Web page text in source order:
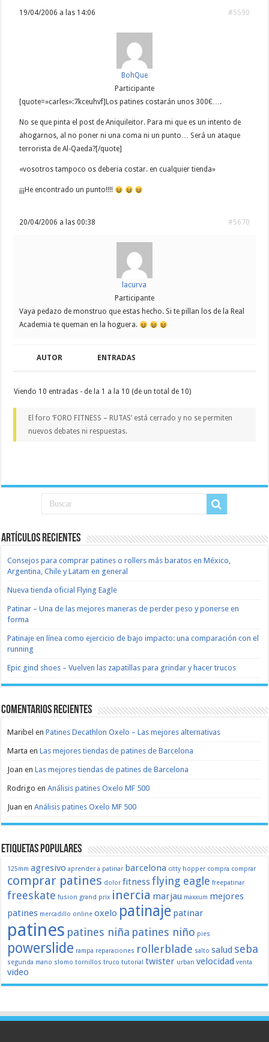
19/04/2006 a las 14:06 #5590
BohQue
Participante
[quote=»carles»:7kceuhvf]Los patines costarán unos 300€….
No se que pinta el post de Aniquileitor. Para mi que es un intento de
ahogarnos, al no poner ni una coma ni un punto… Será un ataque
terrorista de Al-Qaeda?[/quote]
«vosotros tampoco os deberia costar. en cualquier tienda»
¡¡¡He encontrado un punto!!!!
20/04/2006 a las 00:38 #5670
lacurva
Participante
Vaya pedazo de monstruo que estas hecho. Si te pillan los de la Real
Academia te queman en la hoguera.
AUTOR ENTRADAS
Viendo 10 entradas - de la 1 a la 10 (de un total de 10)
El foro ‘FORO FITNESS – RUTAS’ está cerrado y no se permiten
nuevos debates ni respuestas.
Artículos recientes
Consejos para comprar patines o rollers más baratos en México,
Argentina, Chile y Latam en general
Nueva tienda oficial Flying Eagle
Patinar – Una de las mejores maneras de perder peso y ponerse en
forma
Patinaje en línea como ejercicio de bajo impacto: una comparación con el
running
Epic gind shoes – Vuelven las zapatillas para grindar y hacer trucos
Comentarios recientes
Maribel enPatines Decathlon Oxelo – Las mejores alternativas
Marta enLas mejores tiendas de patines de Barcelona
Joan enLas mejores tiendas de patines de Barcelona
Rodrigo enAnálisis patines Oxelo MF 500
Juan enAnálisis patines Oxelo MF 500
Etiquetas populares
125mm agresivo aprender a patinar barcelona citty hopper compra comprar
comprar patines dolor fitnessflying eagle freepatinar
freeskate fusion grand prix inercia marjau maxxum mejores
patines mercadillo online oxelo patinaje patinar
patines patines niña patines niño pies
powerslide rampa reparaciones rollerblade salto salud seba
segunda mano slomo tornillos truco tutorial twister urban velocidad venta
video